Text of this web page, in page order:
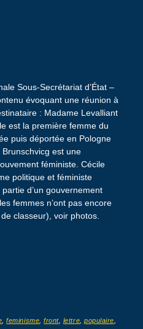
Sous-Secrétariat d’État –
évoquant une réunion à
: Madame Levalliant
est la première femme du
puis déportée en Pologne
est une
féministe. Cécile
politique et féministe
d’un gouvernement
femmes n’ont pas encore
classeur), voir photos.
,feminisme ,front, lettre ,populaire